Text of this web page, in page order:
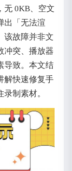
无 0KB、空文
出「无法渲
该故障并非文
冲突、播放器
导致。本文结
解快速修复手
制素材。